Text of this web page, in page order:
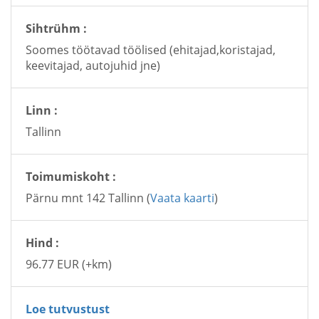
Sihtrühm :
Soomes töötavad töölised (ehitajad,koristajad,
keevitajad, autojuhid jne)
Linn :
Tallinn
Toimumiskoht :
Pärnu mnt 142 Tallinn (Vaata kaarti)
Hind :
96.77 EUR (+km)
Loe tutvustust